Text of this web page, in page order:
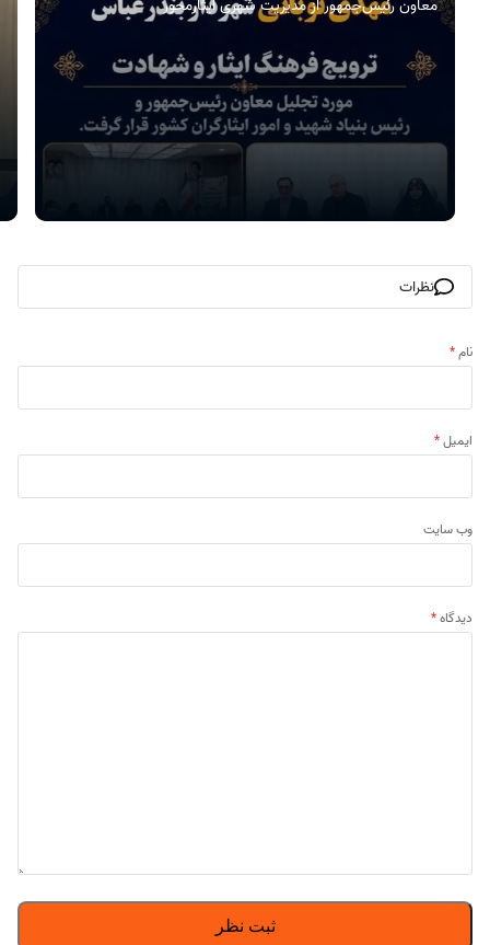
معاون رئیس‌جمهور از مدیریت شهری ایثارمحور
نظرات
نام*
ایمیل*
وب‌ سایت
دیدگاه*